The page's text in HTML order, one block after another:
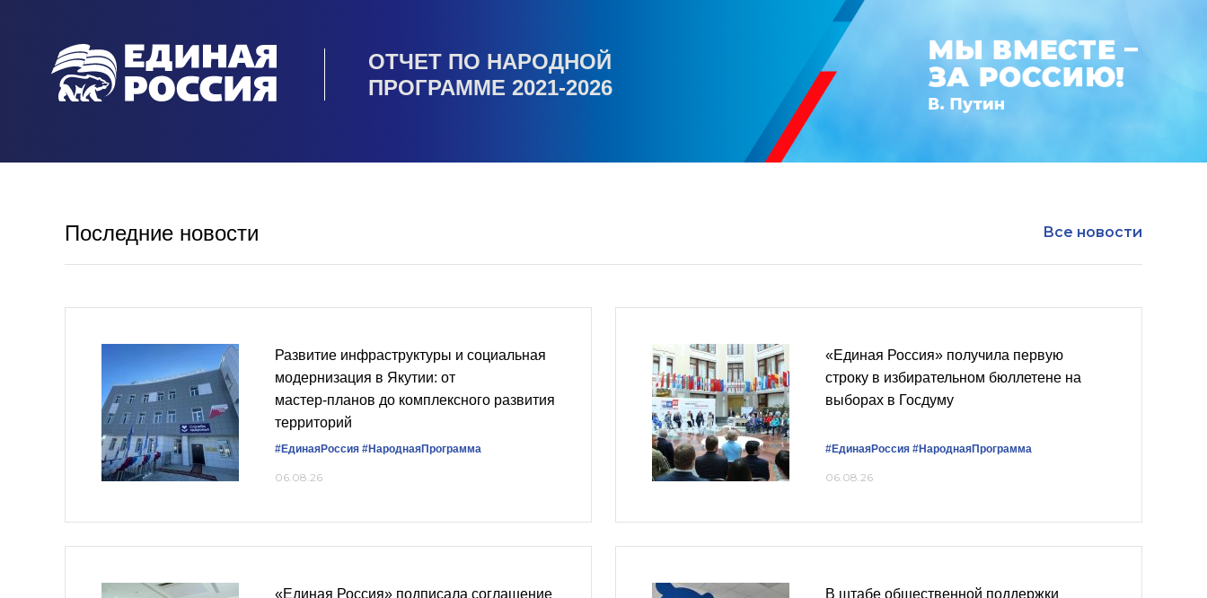
ОТЧЕТ ПО НАРОДНОЙ
ПРОГРАММЕ 2021-2026
Последние новости Все новости
Развитие инфраструктуры и социальная
модернизация в Якутии: от
мастер‑планов до комплексного развития
территорий
#ЕдинаяРоссия #НароднаяПрограмма
06.08.26
«Единая Россия» получила первую
строку в избирательном бюллетене на
выборах в Госдуму
#ЕдинаяРоссия #НароднаяПрограмма
06.08.26
«Единая Россия» подписала соглашение В штабе общественной поддержки